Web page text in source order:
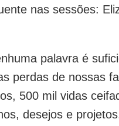
nas sessões:
palavra é
perdas de nossas
500 mil vidas
desejos e